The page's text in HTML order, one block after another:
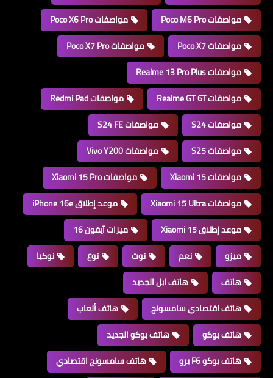
مواصفات Poco M6 Pro
مواصفات Poco X6 Pro
مواصفات Poco X7
مواصفات Poco X7 Pro
مواصفات Realme 13 Pro Plus
مواصفات Realme GT 6T
مواصفات Redmi Pad
مواصفات S24
مواصفات S24 FE
مواصفات S25
مواصفات Vivo Y200
مواصفات Xiaomi 15
مواصفات Xiaomi 15 Pro
مواصفات Xiaomi 15 Ultra
موعد إطلاق iPhone 16e
موعد إطلاق Xiaomi 15
ميزات آيفون 16
ميزو
نعم نوت نوع
نوكيا
هاتف
هاتف ابل الجديد
هاتف اقتصادي سامسونج
هاتف ألعاب
هاتف بوكو
هاتف بوكو الجديد
هاتف بوكو F6 برو
هاتف سامسونج اقتصادي